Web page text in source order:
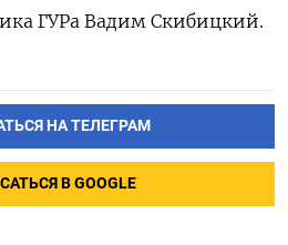
ГУРа Вадим Скибицкий.
НА ТЕЛЕГРАМ
В GOOGLE